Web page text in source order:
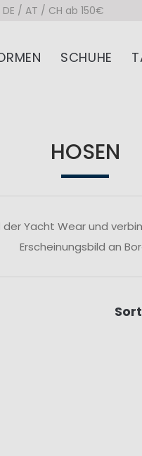
/ AT / CH ab 150€
SCHUHE
HOSEN
Yacht Wear und
Erscheinungsbild an